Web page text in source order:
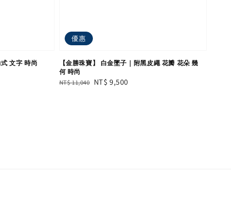
文字 時尚
優惠
【金勝珠寶】 白金墜子｜附黑皮繩 花瓣 花朵 幾
何 時尚
Regular
NT$ 11,040 Sale
NT$ 9,500